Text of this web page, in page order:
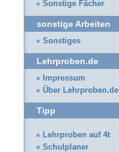
Sonstige Fächer
sonstige Arbeiten
Sonstiges
Lehrproben.de
Impressum
Über Lehrproben.de
Tipp
Lehrproben auf 4t
Schulplaner